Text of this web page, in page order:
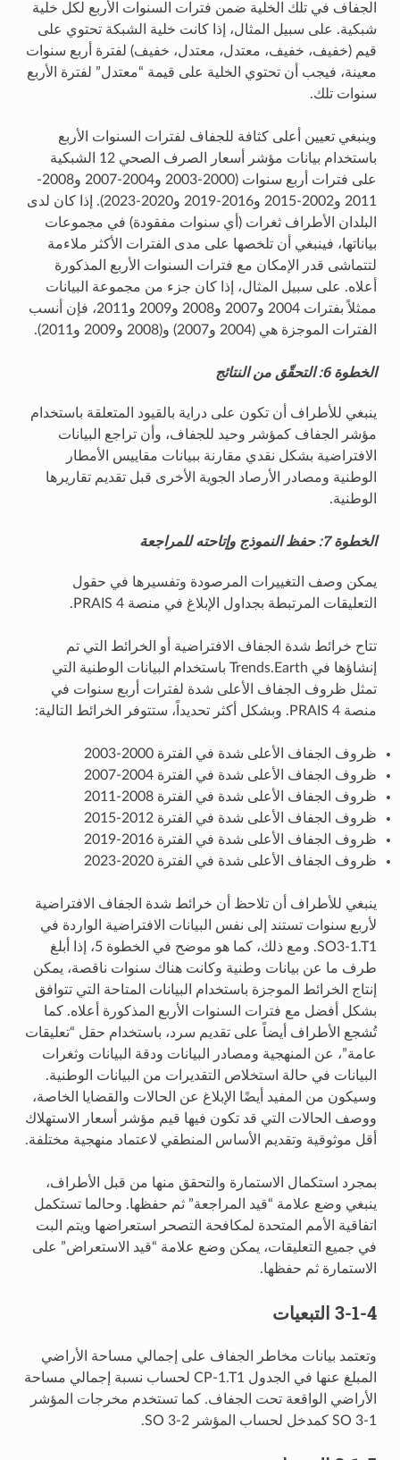
الجفاف في تلك الخلية ضمن فترات السنوات الأربع لكل خلية
شبكية. على سبيل المثال، إذا كانت خلية الشبكة تحتوي على
قيم (خفيف، خفيف، معتدل، معتدل، خفيف) لفترة أربع سنوات
معينة، فيجب أن تحتوي الخلية على قيمة “معتدل” لفترة الأربع
سنوات تلك.
وينبغي تعيين أعلى كثافة للجفاف لفترات السنوات الأربع
باستخدام بيانات مؤشر أسعار الصرف الصحي 12 الشبكية
على فترات أربع سنوات (2000-2003 و2004-2007 و2008-
2011 و2002-2015 و2016-2019 و2020-2023). إذا كان لدى
البلدان الأطراف ثغرات (أي سنوات مفقودة) في مجموعات
بياناتها، فينبغي أن تلخصها على مدى الفترات الأكثر ملاءمة
لتتماشى قدر الإمكان مع فترات السنوات الأربع المذكورة
أعلاه. على سبيل المثال، إذا كان جزء من مجموعة البيانات
ممثلاً بفترات 2004 و2007 و2008 و2009 و2011، فإن أنسب
الفترات الموجزة هي (2004 و2007) و(2008 و2009 و2011).
الخطوة 6: التحقّق من النتائج
ينبغي للأطراف أن تكون على دراية بالقيود المتعلقة باستخدام
مؤشر الجفاف كمؤشر وحيد للجفاف، وأن تراجع البيانات
الافتراضية بشكل نقدي مقارنة ببيانات مقاييس الأمطار
الوطنية ومصادر الأرصاد الجوية الأخرى قبل تقديم تقاريرها
الوطنية.
الخطوة 7: حفظ النموذج وإتاحته للمراجعة
يمكن وصف التغييرات المرصودة وتفسيرها في حقول
التعليقات المرتبطة بجداول الإبلاغ في منصة PRAIS 4.
تتاح خرائط شدة الجفاف الافتراضية أو الخرائط التي تم
إنشاؤها في Trends.Earth باستخدام البيانات الوطنية التي
تمثل ظروف الجفاف الأعلى شدة لفترات أربع سنوات في
منصة PRAIS 4. وبشكل أكثر تحديداً، ستتوفر الخرائط التالية:
ظروف الجفاف الأعلى شدة في الفترة 2000-2003
ظروف الجفاف الأعلى شدة في الفترة 2004-2007
ظروف الجفاف الأعلى شدة في الفترة 2008-2011
ظروف الجفاف الأعلى شدة في الفترة 2012-2015
ظروف الجفاف الأعلى شدة في الفترة 2016-2019
ظروف الجفاف الأعلى شدة في الفترة 2020-2023
ينبغي للأطراف أن تلاحظ أن خرائط شدة الجفاف الافتراضية
لأربع سنوات تستند إلى نفس البيانات الافتراضية الواردة في
SO3-1.T1. ومع ذلك، كما هو موضح في الخطوة 5، إذا أبلغ
طرف ما عن بيانات وطنية وكانت هناك سنوات ناقصة، يمكن
إنتاج الخرائط الموجزة باستخدام البيانات المتاحة التي تتوافق
بشكل أفضل مع فترات السنوات الأربع المذكورة أعلاه. كما
تُشجع الأطراف أيضاً على تقديم سرد، باستخدام حقل “تعليقات
عامة”، عن المنهجية ومصادر البيانات ودقة البيانات وثغرات
البيانات في حالة استخلاص التقديرات من البيانات الوطنية.
وسيكون من المفيد أيضًا الإبلاغ عن الحالات والقضايا الخاصة،
ووصف الحالات التي قد تكون فيها قيم مؤشر أسعار الاستهلاك
أقل موثوقية وتقديم الأساس المنطقي لاعتماد منهجية مختلفة.
بمجرد استكمال الاستمارة والتحقق منها من قبل الأطراف،
ينبغي وضع علامة “قيد المراجعة” ثم حفظها. وحالما تستكمل
اتفاقية الأمم المتحدة لمكافحة التصحر استعراضها ويتم البت
في جميع التعليقات، يمكن وضع علامة “قيد الاستعراض” على
الاستمارة ثم حفظها.
3-1-4 التبعيات
وتعتمد بيانات مخاطر الجفاف على إجمالي مساحة الأراضي
المبلغ عنها في الجدول CP-1.T1 لحساب نسبة إجمالي مساحة
الأراضي الواقعة تحت الجفاف. كما تستخدم مخرجات المؤشر
SO 3-1 كمدخل لحساب المؤشر SO 3-2.